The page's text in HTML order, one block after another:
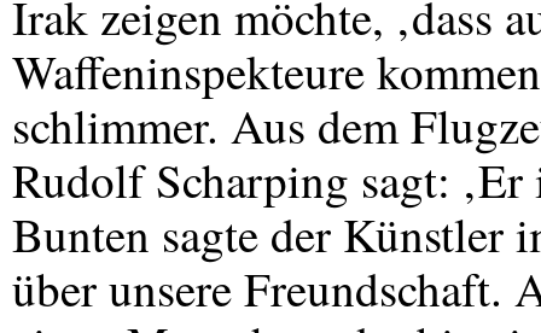
Irak zeigen möchte, ‚dass
Waffeninspekteure
schlimmer. Aus dem
Rudolf Scharping sagt:
Bunten sagte der Künstler
über unsere Freundschaft.